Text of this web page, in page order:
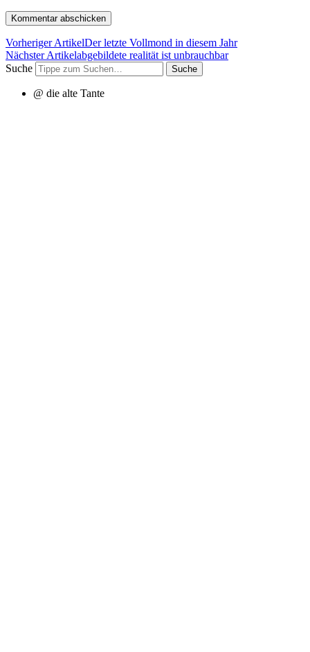
Vorheriger ArtikelDer letzte Vollmond in diesem Jahr
Nächster Artikelabgebildete realität ist unbrauchbar
Suche
@ die alte Tante